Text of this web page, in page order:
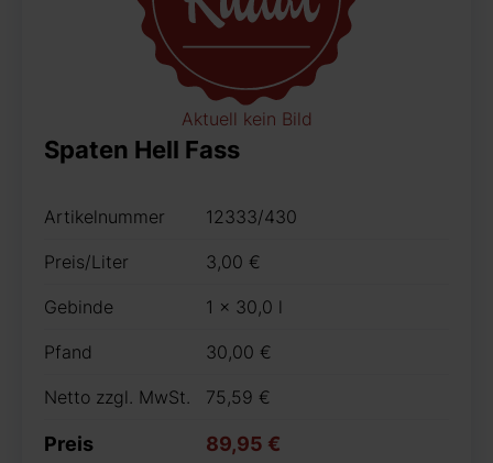
Aktuell kein Bild
Spaten Hell Fass
Artikelnummer 12333/430
Preis/Liter 3,00 €
Gebinde 1 x 30,0 l
Pfand 30,00 €
Netto zzgl. MwSt. 75,59 €
Preis 89,95 €